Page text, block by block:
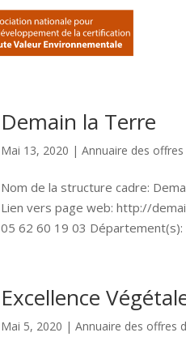
Demain la Terre
Mai 13, 2020 |Annuaire des
Nom de la structure cadre:
Lien vers page web: http://
05 62 60 19 03 Département(s):
Excellence
Mai 5, 2020 |Annuaire des offres